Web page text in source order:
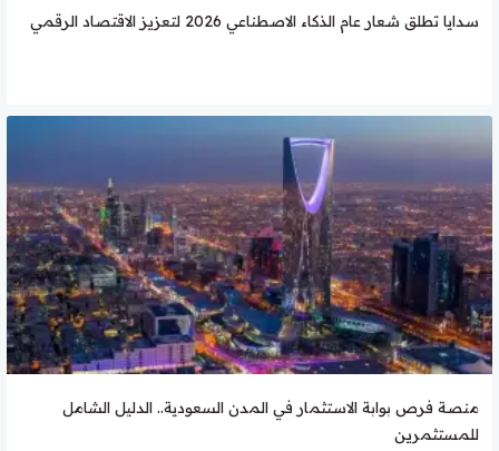
سدايا تطلق شعار عام الذكاء الاصطناعي 2026 لتعزيز الاقتصاد الرقمي
منصة فرص بوابة الاستثمار في المدن السعودية.. الدليل الشامل
للمستثمرين